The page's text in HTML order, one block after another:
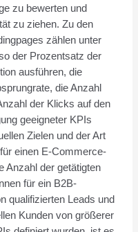
zu bewerten und
zu ziehen. Zu den
zählen unter
der Prozentsatz der
ausführen, die
die Anzahl
der Klicks auf den
geeigneter KPIs
Zielen und der Art
einen E-Commerce-
Anzahl der getätigten
für ein B2B-
qualifizierten Leads und
Kunden von größerer